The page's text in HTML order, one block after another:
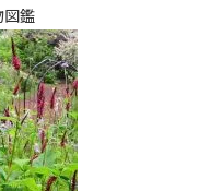
図鑑